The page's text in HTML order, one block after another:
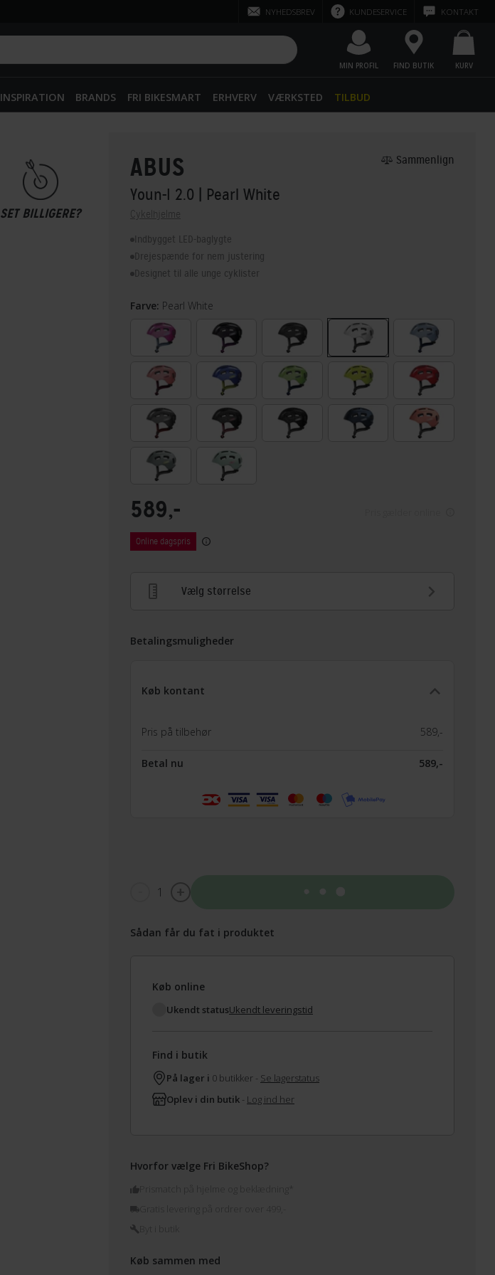
NYHEDSBREV KUNDESERVICE KONTAKT
MIN PROFIL FIND BUTIK KURV
INSPIRATION BRANDS FRI BIKESMART ERHVERV VÆRKSTED TILBUD
SET BILLIGERE?
ABUS
Youn-I 2.0 | Pearl White
Cykelhjelme
Indbygget LED-baglygte
Drejespænde for nem justering
Designet til alle unge cyklister
Sammenlign
Farve: Pearl White
589,-
Online dagspris
Vælg størrelse
Betalingsmuligheder
Køb kontant
Pris på tilbehør 589,-
Betal nu 589,-
1
Sådan får du fat i produktet
Køb online
Ukendt statusUkendt leveringstid
Find i butik
På lager i 0 butikker - Se lagerstatus
Oplev i din butik - Log ind her
Hvorfor vælge Fri BikeShop?
Prismatch på hjelme og beklædning*
Køb sammen med